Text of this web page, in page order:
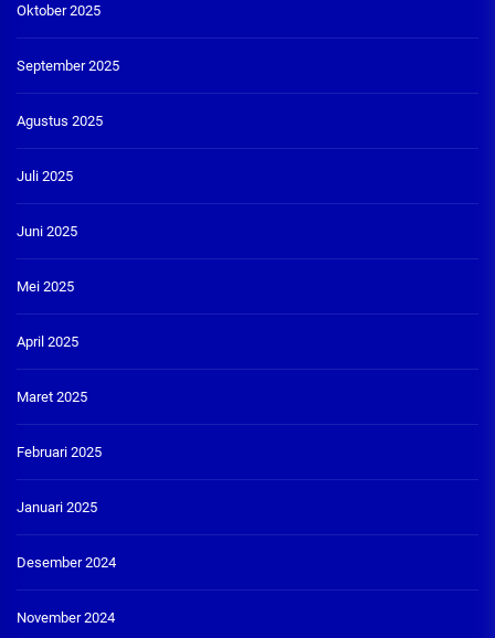
Oktober 2025
September 2025
Agustus 2025
Juli 2025
Juni 2025
Mei 2025
April 2025
Maret 2025
Februari 2025
Januari 2025
Desember 2024
November 2024